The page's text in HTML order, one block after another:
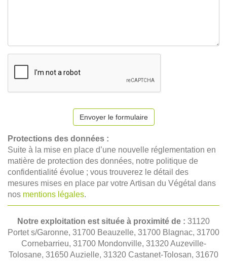
Envoyer le formulaire
Protections des données :
Suite à la mise en place d’une nouvelle réglementation en
matière de protection des données, notre politique de
confidentialité évolue ; vous trouverez le détail des
mesures mises en place par votre Artisan du Végétal dans
nos mentions légales.
Notre exploitation est située à proximité de : 31120
Portet s/Garonne, 31700 Beauzelle, 31700 Blagnac, 31700
Cornebarrieu, 31700 Mondonville, 31320 Auzeville-
Tolosane, 31650 Auzielle, 31320 Castanet-Tolosan, 31670